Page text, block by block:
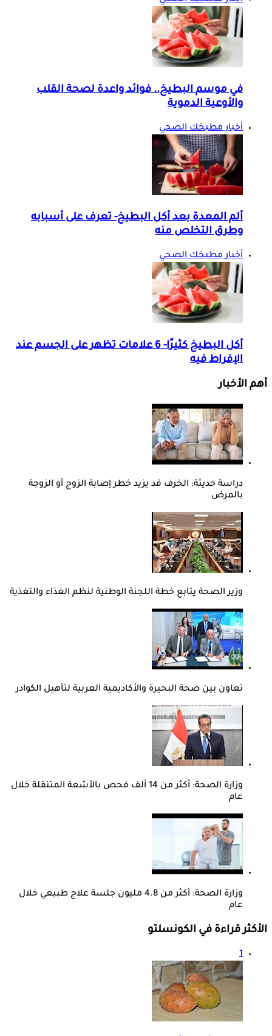
في موسم البطيخ.. فوائد واعدة لصحة القلب
والأوعية الدموية
أخبار مطبخك الصحي
ألم المعدة بعد أكل البطيخ- تعرف على أسبابه
وطرق التخلص منه
أخبار مطبخك الصحي
أكل البطيخ كثيرًا- 6 علامات تظهر على الجسم عند
الإفراط فيه
أهم الأخبار
دراسة حديثة: الخرف قد يزيد خطر إصابة الزوج أو الزوجة
بالمرض
وزير الصحة يتابع خطة اللجنة الوطنية لنظم الغذاء والتغذية
تعاون بين صحة البحيرة والأكاديمية العربية لتأهيل الكوادر
وزارة الصحة: أكثر من 14 ألف فحص بالأشعة المتنقلة خلال
عام
وزارة الصحة: أكثر من 4.8 مليون جلسة علاج طبيعي خلال
عام
الأكثر قراءة في الكونسلتو
1